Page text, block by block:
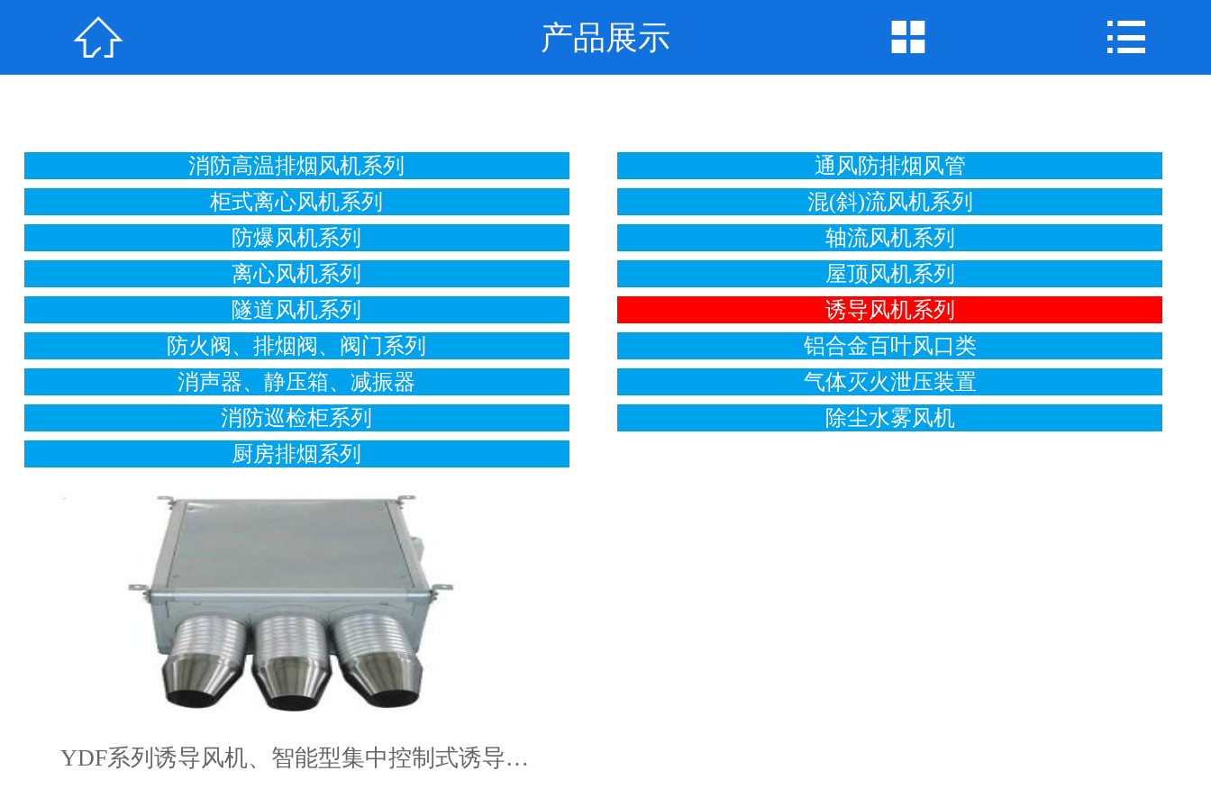
公司首页
企业地图
联系我们
 产品展示  
消防高温排烟风机系列
通风防排烟风管
柜式离心风机系列
混(斜)流风机系列
防爆风机系列
轴流风机系列
离心风机系列
屋顶风机系列
隧道风机系列
诱导风机系列
防火阀、排烟阀、阀门系列
铝合金百叶风口类
消声器、静压箱、减振器
气体灭火泄压装置
消防巡检柜系列
除尘水雾风机
厨房排烟系列
YDF系列诱导风机、智能型集中控制式诱导风机